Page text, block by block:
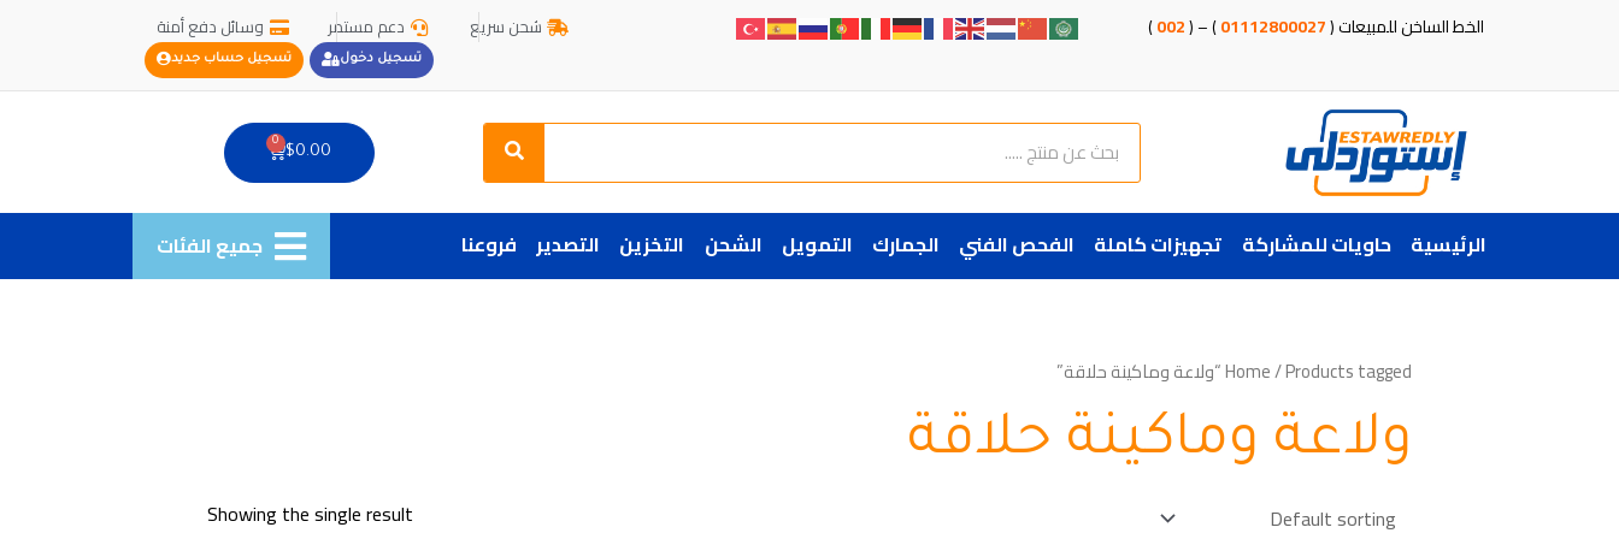
الخط الساخن للمبيعات (01112800027
) – (
002
) شحن سريع دعم مستمر وسائل دفع أمنة
تسجيل دخول تسجيل حساب جديد
Search
Search
$0.00
0
Cart
الرئيسية حاويات للمشاركة تجهيزات كاملة الفحص الفني الجمارك التمويل الشحن التخزين التصدير فروعنا جميع الفئات
Home/ Products tagged “ولاعة وماكينة حلاقة”
ولاعة وماكينة حلاقة
Showing the single result